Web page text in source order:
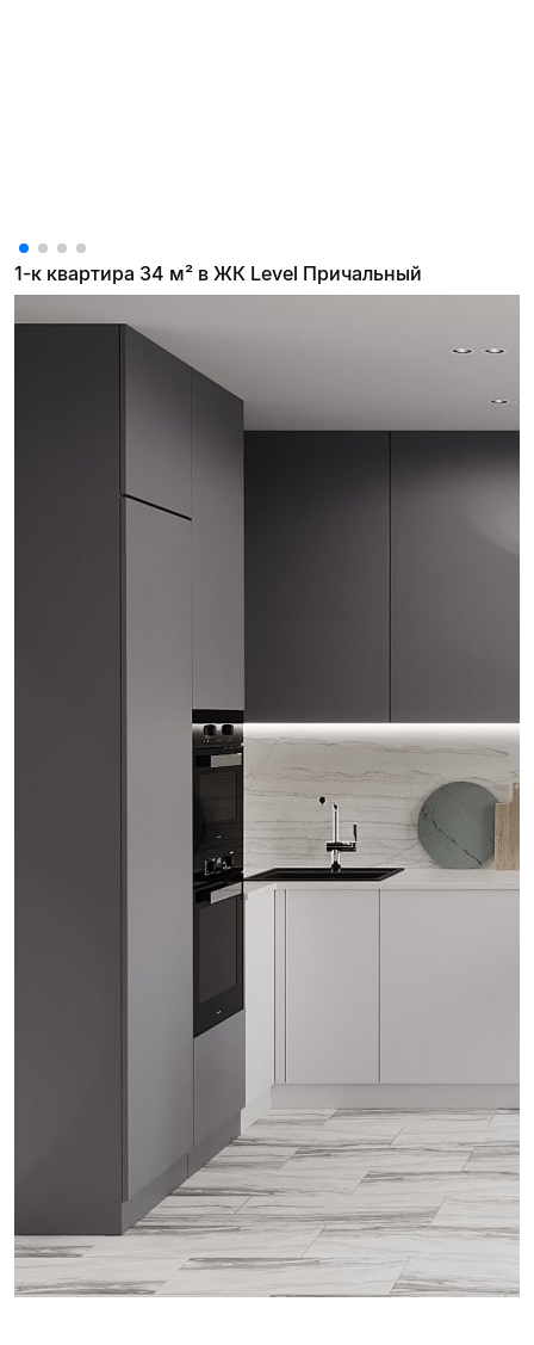
1-к квартира 34 м² в ЖК Level Причальный